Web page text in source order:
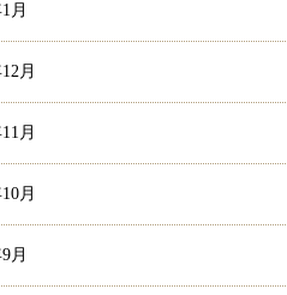
月
月
月
月
月